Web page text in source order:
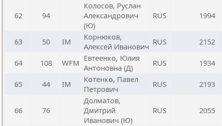
62 94
Колосов, Руслан
Александрович
(Ю)
RUS 1994
63 50 IM
Корнюков,
Алексей Иванович RUS 2152
64 108 WFM Евтеенко, Юлия
Антоновна (Д)
RUS 1934
65 44 IM
Котенко, Павел
Петрович
RUS 2193
66 76
Долматов,
Дмитрий
Иванович (Ю)
RUS 2055